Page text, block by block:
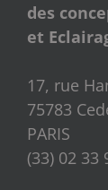
des
et
17, rue
75783
PARIS
(33) 02 33